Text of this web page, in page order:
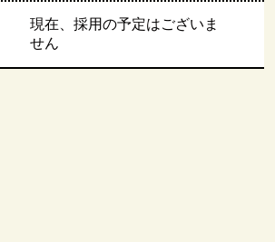
現在、採用の予定はございま
せん